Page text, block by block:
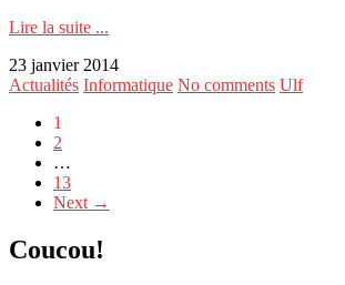
Lire la suite ...
23 janvier 2014
Actualités Informatique No comments Ulf
1
2
…
13
Next →
Coucou!